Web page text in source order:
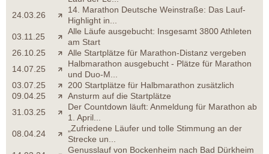
24.03.26
14. Marathon Deutsche Weinstraße: Das Lauf-
Highlight in...
03.11.25
Alle Läufe ausgebucht: Insgesamt 3800 Athleten
am Start
26.10.25
Alle Startplätze für Marathon-Distanz vergeben
14.07.25
Halbmarathon ausgebucht - Plätze für Marathon
und Duo-M...
03.07.25
200 Startplätze für Halbmarathon zusätzlich
09.04.25
Ansturm auf die Startplätze
31.03.25
Der Countdown läuft: Anmeldung für Marathon ab
1. April...
08.04.24
„Zufriedene Läufer und tolle Stimmung an der
Strecke un...
Genusslauf von Bockenheim nach Bad Dürkheim